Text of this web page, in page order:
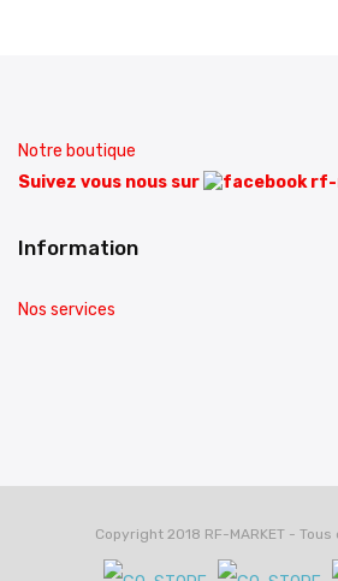
Notre boutique
Suivez vous nous sur
Information
Nos services
Copyright 2018 RF-MARKET -